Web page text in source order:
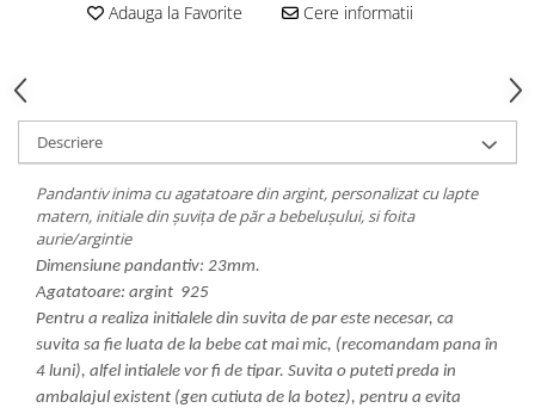
Adauga la Favorite Cere informatii
Descriere
Pandantiv inima cu agatatoare din argint, personalizat cu lapte
matern, initiale din șuvița de păr a bebelușului, si foita
aurie/argintie
Dimensiune pandantiv: 23mm.
Agatatoare: argint 925
Pentru a realiza initialele din suvita de par este necesar, ca
suvita sa fie luata de la bebe cat mai mic, (recomandam pana în
4 luni), alfel intialele vor fi de tipar. Suvita o puteti preda in
ambalajul existent (gen cutiuta de la botez), pentru a evita